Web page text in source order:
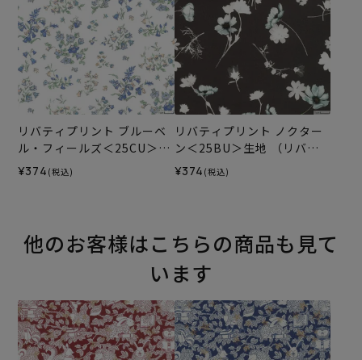
リバティプリント ブルーベ
ル・フィールズ＜25CU＞生
地 （リバティ・ファブリッ
クス）2025AW
¥374 (税込)
リバティプリント ノクター
ン＜25BU＞生地 （リバテ
ィ・ファブリックス）2025
¥374 (税込)
他のお客様はこちらの商品も見て
います